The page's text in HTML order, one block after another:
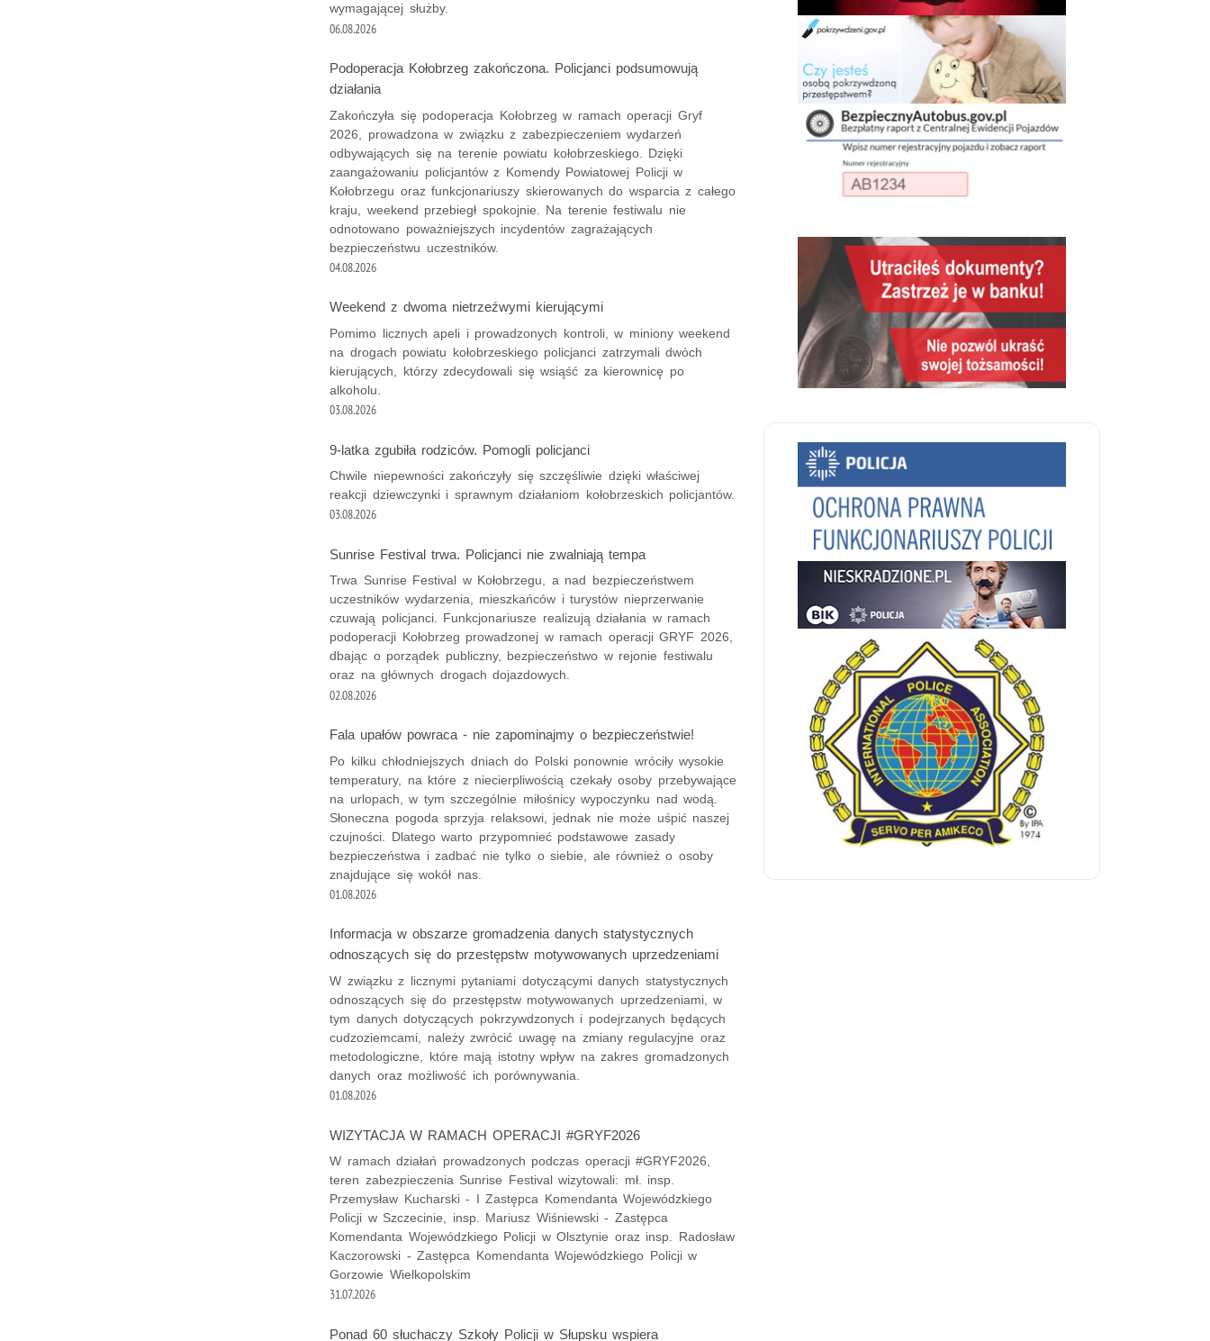
wymagającej służby.
06.08.2026
Podoperacja Kołobrzeg zakończona. Policjanci podsumowują
działania
Zakończyła się podoperacja Kołobrzeg w ramach operacji Gryf
2026, prowadzona w związku z zabezpieczeniem wydarzeń
odbywających się na terenie powiatu kołobrzeskiego. Dzięki
zaangażowaniu policjantów z Komendy Powiatowej Policji w
Kołobrzegu oraz funkcjonariuszy skierowanych do wsparcia z całego
kraju, weekend przebiegł spokojnie. Na terenie festiwalu nie
odnotowano poważniejszych incydentów zagrażających
bezpieczeństwu uczestników.
04.08.2026
Weekend z dwoma nietrzeźwymi kierującymi
Pomimo licznych apeli i prowadzonych kontroli, w miniony weekend
na drogach powiatu kołobrzeskiego policjanci zatrzymali dwóch
kierujących, którzy zdecydowali się wsiąść za kierownicę po
alkoholu.
03.08.2026
9-latka zgubiła rodziców. Pomogli policjanci
Chwile niepewności zakończyły się szczęśliwie dzięki właściwej
reakcji dziewczynki i sprawnym działaniom kołobrzeskich policjantów.
03.08.2026
Sunrise Festival trwa. Policjanci nie zwalniają tempa
Trwa Sunrise Festival w Kołobrzegu, a nad bezpieczeństwem
uczestników wydarzenia, mieszkańców i turystów nieprzerwanie
czuwają policjanci. Funkcjonariusze realizują działania w ramach
podoperacji Kołobrzeg prowadzonej w ramach operacji GRYF 2026,
dbając o porządek publiczny, bezpieczeństwo w rejonie festiwalu
oraz na głównych drogach dojazdowych.
02.08.2026
Fala upałów powraca - nie zapominajmy o bezpieczeństwie!
Po kilku chłodniejszych dniach do Polski ponownie wróciły wysokie
temperatury, na które z niecierpliwością czekały osoby przebywające
na urlopach, w tym szczególnie miłośnicy wypoczynku nad wodą.
Słoneczna pogoda sprzyja relaksowi, jednak nie może uśpić naszej
czujności. Dlatego warto przypomnieć podstawowe zasady
bezpieczeństwa i zadbać nie tylko o siebie, ale również o osoby
znajdujące się wokół nas.
01.08.2026
Informacja w obszarze gromadzenia danych statystycznych
odnoszących się do przestępstw motywowanych uprzedzeniami
W związku z licznymi pytaniami dotyczącymi danych statystycznych
odnoszących się do przestępstw motywowanych uprzedzeniami, w
tym danych dotyczących pokrzywdzonych i podejrzanych będących
cudzoziemcami, należy zwrócić uwagę na zmiany regulacyjne oraz
metodologiczne, które mają istotny wpływ na zakres gromadzonych
danych oraz możliwość ich porównywania.
01.08.2026
WIZYTACJA W RAMACH OPERACJI #GRYF2026
W ramach działań prowadzonych podczas operacji #GRYF2026,
teren zabezpieczenia Sunrise Festival wizytowali: mł. insp.
Przemysław Kucharski - I Zastępca Komendanta Wojewódzkiego
Policji w Szczecinie, insp. Mariusz Wiśniewski - Zastępca
Komendanta Wojewódzkiego Policji w Olsztynie oraz insp. Radosław
Kaczorowski - Zastępca Komendanta Wojewódzkiego Policji w
Gorzowie Wielkopolskim
31.07.2026
Ponad 60 słuchaczy Szkoły Policji w Słupsku wspiera